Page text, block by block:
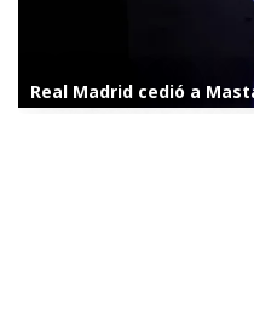
Real Madrid cedió a